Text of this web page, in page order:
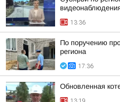
13:36
По поручению
региона
17:36
Обновленная